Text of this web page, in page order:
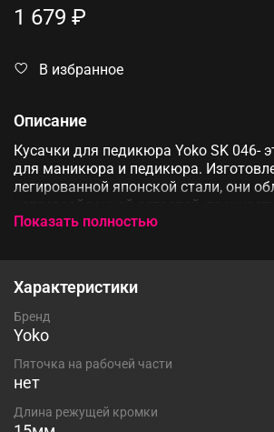
1 679 ₽
В избранное
Описание
Кусачки для педикюра Yoko SK 046-
для маникюра и педикюра.
легированной японской стали, они
непревзойденной остротой,
долговечностью. Кусачки для ногтей
кромка 15 мм, длина составляет 13
Показать полностью
Характеристики
Бренд
Yoko
Пяточка на рабочей части
нет
Длина режущей кромки